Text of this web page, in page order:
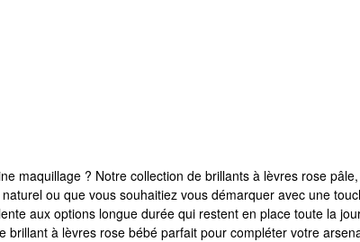
maquillage ? Notre collection de brillants à lèvres rose
ou que vous souhaitiez vous démarquer avec une
aux options longue durée qui restent en place toute la
brillant à lèvres rose bébé parfait pour compléter votre